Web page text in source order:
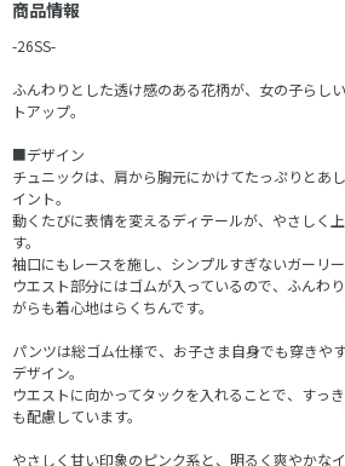
商品情報
-26SS-
ふんわりとした透け感のある花柄が、女の子らし
トアップ。
■デザイン
チュニックは、肩から胸元にかけてたっぷりとあ
イント。
動くたびに表情を変えるディテールが、やさしく
す。
袖口にもレースを施し、シンプルすぎないガーリー
ウエスト部分にはゴムが入っているので、ふんわ
がらも着心地はらくちんです。
パンツは総ゴム仕様で、お子さま自身でも穿きや
デザイン。
ウエストに向かってタックを入れることで、すっ
も配慮しています。
やさしく甘い印象のピンク系と、明るく爽やかな